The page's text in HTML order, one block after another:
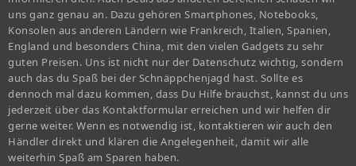
uns ganz genau an. Dazu gehören Smartphones, Notebooks,
Konsolen aus anderen Ländern wie Frankreich, Italien, Spanien,
England und besonders China, mit den vielen Gadgets zu sehr
guten Preisen. Uns ist nicht nur der Datenschutz wichtig, sondern
auch das du Spaß bei der Schnäppchenjagd hast. Sollte es
dennoch mal dazu kommen, dass Du Hilfe brauchst, kannst du uns
jederzeit über das Kontaktformular erreichen und wir helfen dir
gerne weiter. Wenn es notwendig ist, kontaktieren wir auch den
Händler direkt und klären die Angelegenheit, damit wir alle
weiterhin Spaß am Sparen haben.